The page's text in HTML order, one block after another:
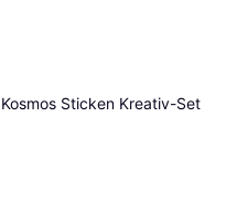
Kosmos Sticken Kreativ-Set